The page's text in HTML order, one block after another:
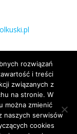
rozwiązań
i treści
związanych z
na stronie. W
można zmienić
naszych serwisów
cookies